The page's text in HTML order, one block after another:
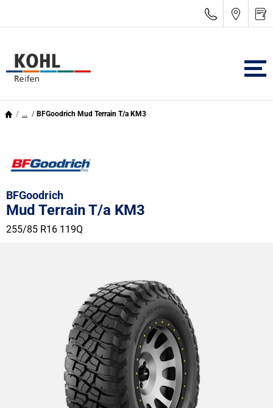
... BFGoodrich Mud Terrain T/a KM3
BFGoodrich
Mud Terrain T/a KM3
255/85 R16 119Q